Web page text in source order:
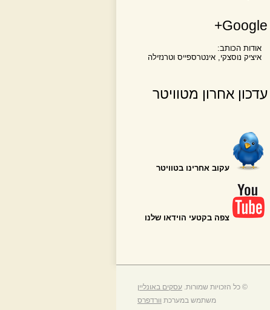
Google+
אודות הכותב:
איציק נוסצקי, אינטרספייס וטרנזילה
עדכון אחרון מטוויטר
עקוב אחרינו בטוויטר
צפה בקטעי הוידאו שלנו
© כל הזכויות שמורות. עסקים באונליין
משתמש במערכת וורדפרס